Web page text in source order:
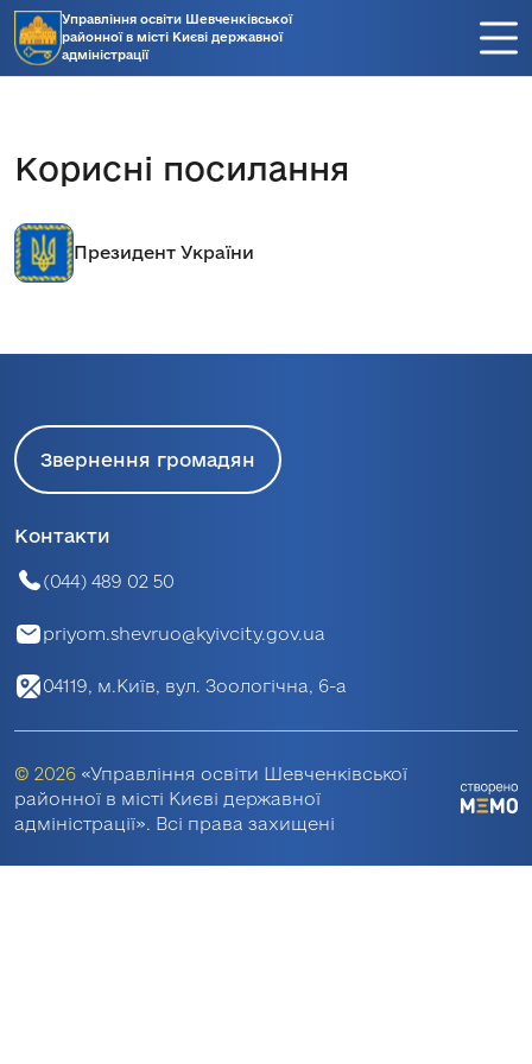
Управління освіти Шевченківської
районної в місті Києві державної
адміністрації
Корисні посилання
Президент України
Звернення громадян
Контакти
(044) 489 02 50
priyom.shevruo@kyivcity.gov.ua
04119, м.Київ, вул. Зоологічна, 6-а
© 2026 «Управління освіти Шевченківської
районної в місті Києві державної
адміністрації». Всі права захищені